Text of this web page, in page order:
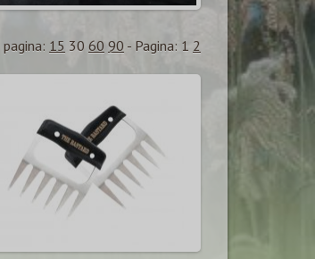
15 30 60 90 - Pagina: 1 2